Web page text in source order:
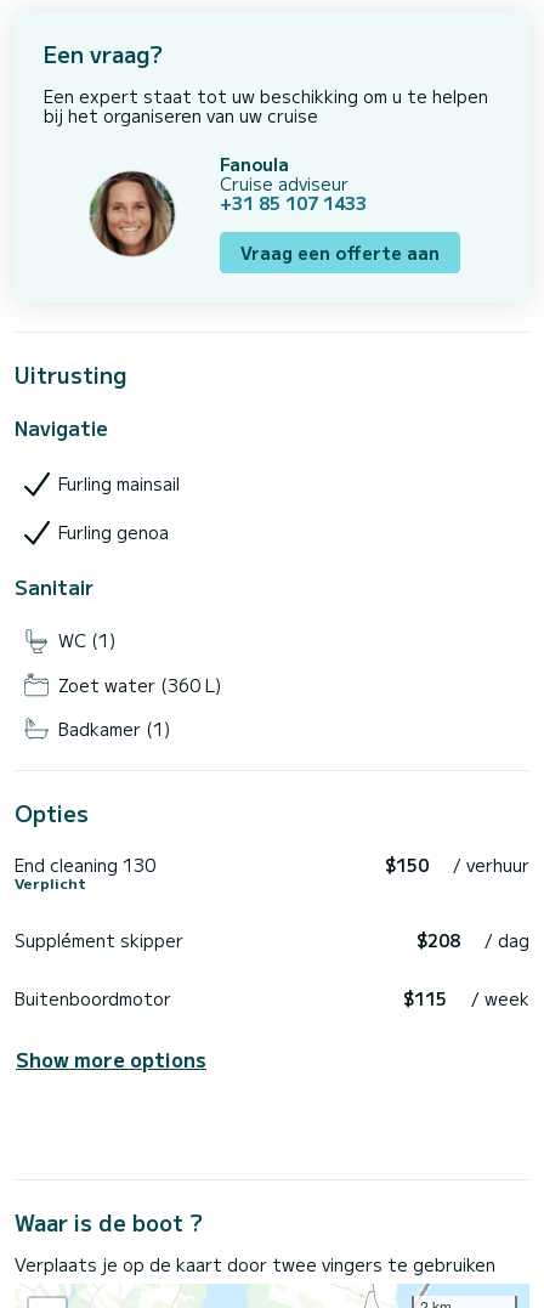
Een vraag?
Een expert staat tot uw beschikking om u te helpen
bij het organiseren van uw cruise
Fanoula
Cruise adviseur
+31 85 107 1433
Vraag een offerte aan
Uitrusting
Navigatie
Furling mainsail
Furling genoa
Sanitair
WC (1)
Zoet water (360 L)
Badkamer (1)
Opties
End cleaning 130
Verplicht
$150 / verhuur
Supplément skipper $208 / dag
Buitenboordmotor $115 / week
Show more options
Waar is de boot ?
Verplaats je op de kaart door twee vingers te gebruiken